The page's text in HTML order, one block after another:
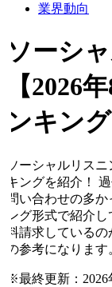
業界動向
ーシャ
2026年
キング
ーシャルリスニ
ングを紹介！ 過
い合わせの多か
グ形式で紹介し
請求しているの
参考になります。
最終更新： 2026